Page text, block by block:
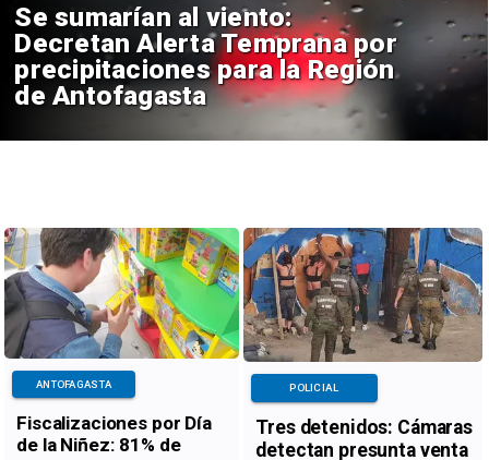
Se sumarían al viento:
Decretan Alerta Temprana por
precipitaciones para la Región
de Antofagasta
Fiscalizaciones por Día
de la Niñez: 81% de
ANTOFAGASTA
Tres detenidos: Cámaras
detectan presunta venta
POLICIAL